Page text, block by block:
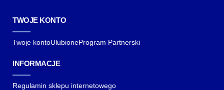
TWOJE KONTO
Twoje kontoUlubioneProgram Partnerski
INFORMACJE
Regulamin sklepu internetowego